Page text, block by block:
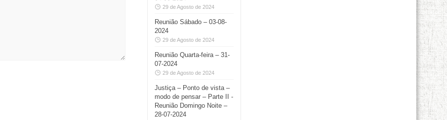
29 de Agosto de 2024
Reunião Sábado – 03-08-
2024
29 de Agosto de 2024
Reunião Quarta-feira – 31-
07-2024
29 de Agosto de 2024
Justiça – Ponto de vista –
modo de pensar – Parte II -
Reunião Domingo Noite –
28-07-2024